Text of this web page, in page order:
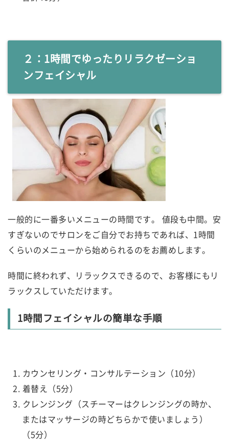
２：1時間でゆったりリラクゼーショ
ンフェイシャル
一般的に一番多いメニューの時間です。 値段も中間。安
すぎないのでサロンをご自分でお持ちであれば、1時間
くらいのメニューから始められるのをお薦めします。
時間に終われず、リラックスできるので、お客様にもリ
ラックスしていただけます。
1時間フェイシャルの簡単な手順
カウンセリング・コンサルテーション（10分）
着替え（5分）
クレンジング（スチーマーはクレンジングの時か、
またはマッサージの時どちらかで使いましょう）
（5分）